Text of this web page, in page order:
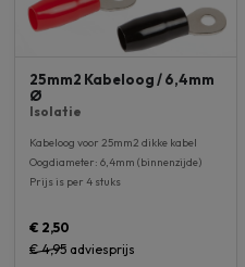
25mm2 Kabeloog / 6,4mm
Ø
Isolatie
Kabeloog voor 25mm2 dikke kabel
Oogdiameter: 6,4mm (binnenzijde)
Prijs is per 4 stuks
€ 2,50
€ 4,95 adviesprijs